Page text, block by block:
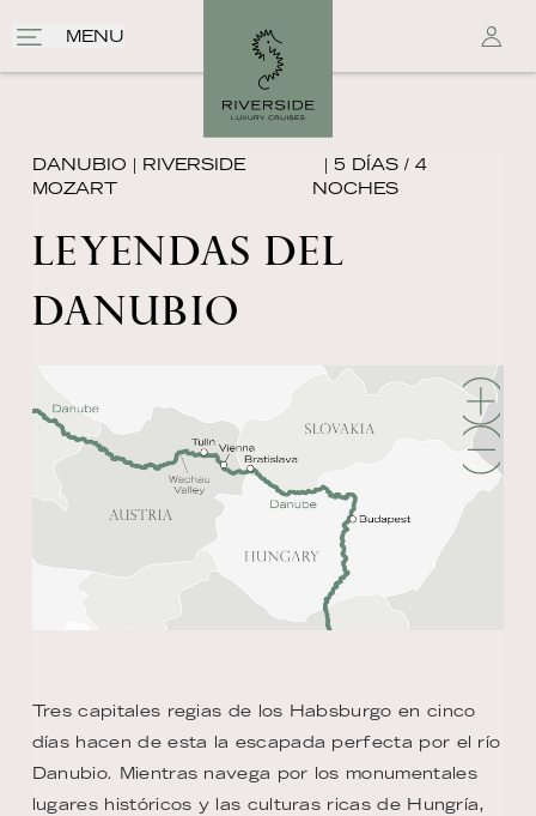
MENU
DANUBIO | RIVERSIDE
MOZART
| 5 DÍAS / 4
NOCHES
LEYENDAS DEL
DANUBIO
Tres capitales regias de los Habsburgo en cinco
días hacen de esta la escapada perfecta por el río
Danubio. Mientras navega por los monumentales
lugares históricos y las culturas ricas de Hungría,